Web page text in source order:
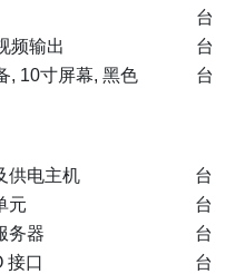
台
频输出
台
, 10寸屏幕, 黑色 台
供电主机
台
元
台
务器
台
接口
台